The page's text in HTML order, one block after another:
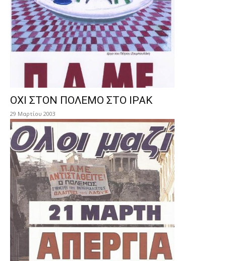
ΟΧΙ ΣΤΟΝ ΠΟΛΕΜΟ ΣΤΟ ΙΡΑΚ
29 Μαρτίου 2003